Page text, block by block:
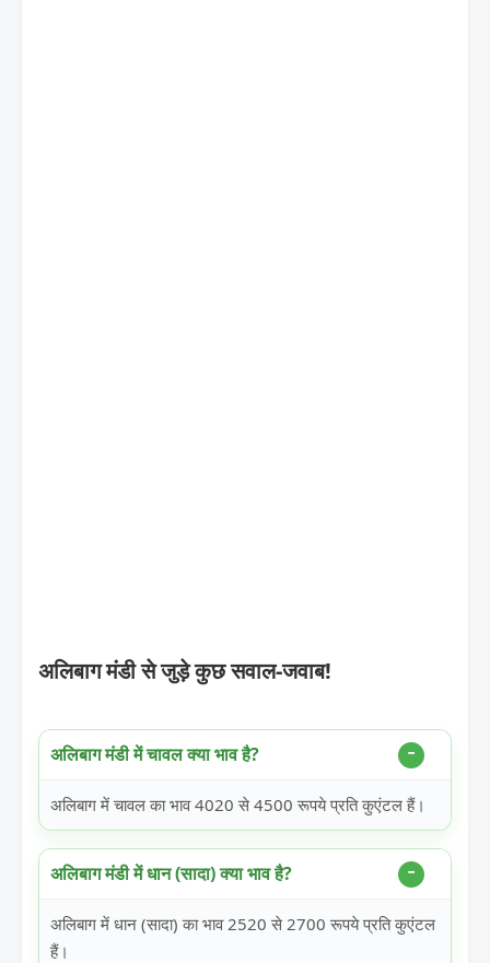
अलिबाग मंडी से जुड़े कुछ सवाल-जवाब!
अलिबाग मंडी में चावल क्या भाव है?
अलिबाग में चावल का भाव 4020 से 4500 रूपये प्रति कुएंटल हैं।
अलिबाग मंडी में धान (सादा) क्या भाव है?
अलिबाग में धान (सादा) का भाव 2520 से 2700 रूपये प्रति कुएंटल
हैं।